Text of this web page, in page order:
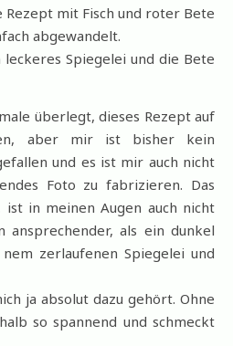
Rezept mit Fisch und roter Bete
abgewandelt.
Spiegelei und die Bete
überlegt, dieses Rezept auf
aber mir ist bisher kein
und es ist mir auch nicht
Foto zu fabrizieren. Das
in meinen Augen auch nicht
als ein dunkel
zerlaufenen Spiegelei und
ja absolut dazu gehört. Ohne
so spannend und schmeckt